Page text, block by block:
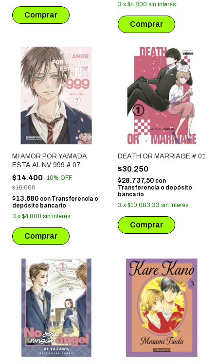
3 x $4.800 sin interés
MI AMOR POR YAMADA
ESTA AL NV. 999 # 07
$14.400 -10% OFF
$16.000
$13.680 con Transferencia o
depósito bancario
3 x $4.800 sin interés
DEATH OR MARRIAGE # 01
$30.250
$28.737,50 con
Transferencia o depósito
bancario
3 x $10.083,33 sin interés